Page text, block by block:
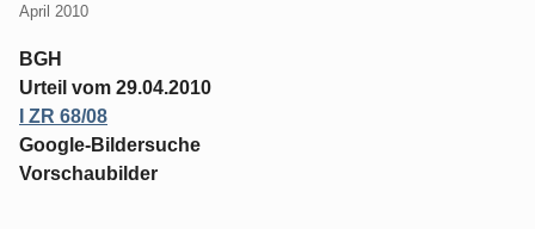
April 2010
BGH
Urteil vom 29.04.2010
I ZR 68/08
Google-Bildersuche
Vorschaubilder